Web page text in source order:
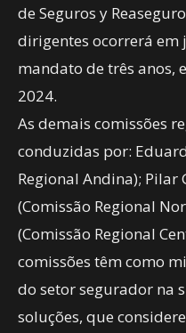
de Seguros y
dirigentes ocorrerá
mandato de três anos,
2024.
As demais comissões
conduzidas por:
Regional Andina); Pilar
(Comissão Regional
(Comissão Regional
comissões têm como
do setor segurador na
soluções, que